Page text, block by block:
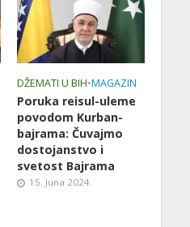
DŽEMATI U BIH•MAGAZIN
Poruka reisul-uleme
povodom Kurban-
bajrama: Čuvajmo
dostojanstvo i
svetost Bajrama
15. Juna 2024.